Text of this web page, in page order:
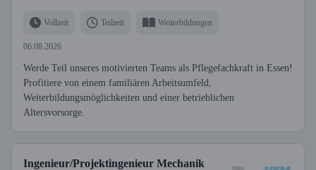
Vollzeit Teilzeit Weiterbildungen
06.08.2026
Werde Teil unseres motivierten Teams als Pflegefachkraft in Essen!
Profitiere von einem familiären Arbeitsumfeld,
Weiterbildungsmöglichkeiten und einer betrieblichen
Altersvorsorge.
Ingenieur/Projektingenieur Mechanik